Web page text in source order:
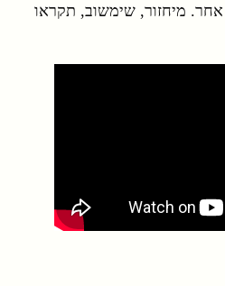
מיחזור, שימשוב, תקראו